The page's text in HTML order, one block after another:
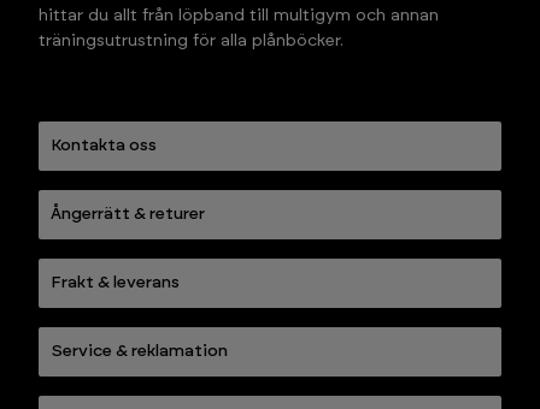
hittar du allt från löpband till multigym och annan
träningsutrustning för alla plånböcker.
Kontakta oss
Ångerrätt & returer
Frakt & leverans
Service & reklamation